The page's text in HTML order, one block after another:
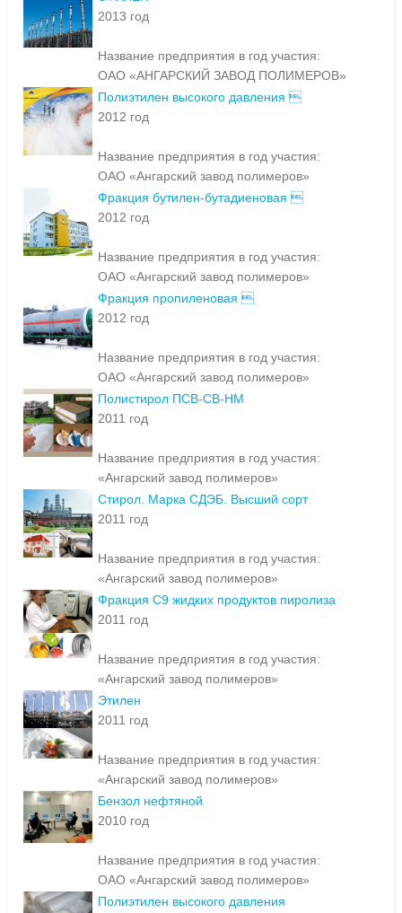
2013 год
Название предприятия в год участия:
ОАО «АНГАРСКИЙ ЗАВОД ПОЛИМЕРОВ»
Полиэтилен высокого давления 
2012 год
Название предприятия в год участия:
ОАО «Ангарский завод полимеров»
Фракция бутилен-бутадиеновая 
2012 год
Название предприятия в год участия:
ОАО «Ангарский завод полимеров»
Фракция пропиленовая 
2012 год
Название предприятия в год участия:
ОАО «Ангарский завод полимеров»
Полистирол ПСВ-СВ-НМ
2011 год
Название предприятия в год участия:
«Ангарский завод полимеров»
Стирол. Марка СДЭБ. Высший сорт
2011 год
Название предприятия в год участия:
«Ангарский завод полимеров»
Фракция С9 жидких продуктов пиролиза
2011 год
Название предприятия в год участия:
«Ангарский завод полимеров»
Этилен
2011 год
Название предприятия в год участия:
«Ангарский завод полимеров»
Бензол нефтяной
2010 год
Название предприятия в год участия:
ОАО «Ангарский завод полимеров»
Полиэтилен высокого давления